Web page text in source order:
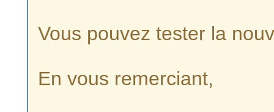
Vous pouvez tester la
En vous remerciant,